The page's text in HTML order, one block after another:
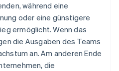
während eine
oder eine günstigere
ermöglicht. Wenn das
die Ausgaben des Teams
an. Am anderen Ende
die